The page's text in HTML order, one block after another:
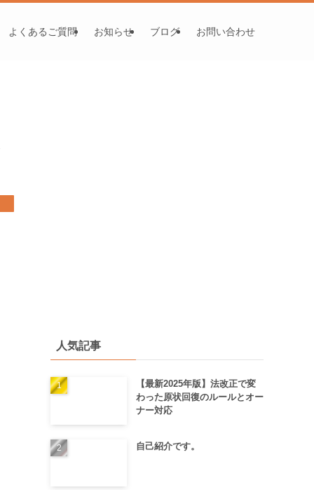
よくあるご質問 お知らせ ブログ お問い合わせ
人気記事
【最新2025年版】法改正で変
わった原状回復のルールとオー
ナー対応
自己紹介です。